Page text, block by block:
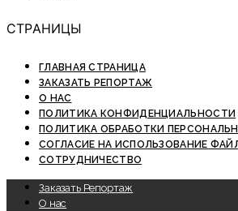
СТРАНИЦЫ
ГЛАВНАЯ СТРАНИЦА
ЗАКАЗАТЬ РЕПОРТАЖ
О НАС
ПОЛИТИКА КОНФИДЕНЦИАЛЬНОСТИ
ПОЛИТИКА ОБРАБОТКИ
СОГЛАСИЕ НА ИСПОЛЬЗОВАНИЕ
СОТРУДНИЧЕСТВО
Заказать Репортаж
О нас